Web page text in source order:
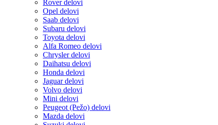
Rover delovi
Opel delovi
Saab delovi
Subaru delovi
Toyota delovi
Alfa Romeo delovi
Chrysler delovi
Daihatsu delovi
Honda delovi
Jaguar delovi
Volvo delovi
Mini delovi
Peugeot (Pežo) delovi
Mazda delovi